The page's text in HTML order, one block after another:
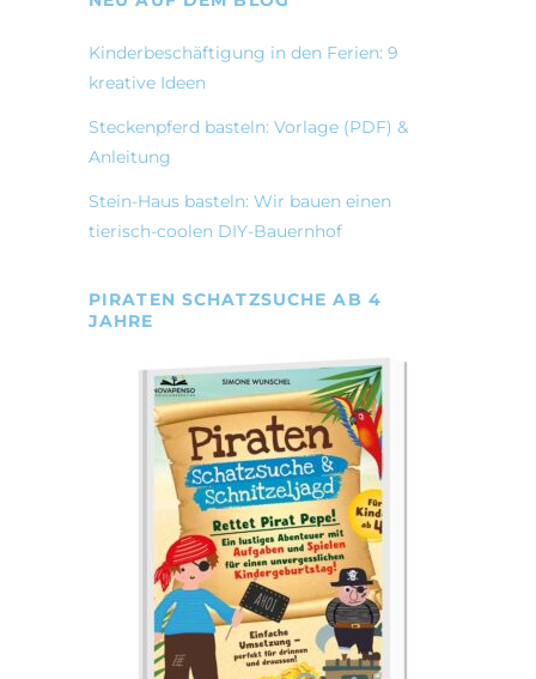
Kinderbeschäftigung in den Ferien: 9
kreative Ideen
Steckenpferd basteln: Vorlage (PDF) &
Anleitung
Stein-Haus basteln: Wir bauen einen
tierisch-coolen DIY-Bauernhof
PIRATEN SCHATZSUCHE AB 4
JAHRE